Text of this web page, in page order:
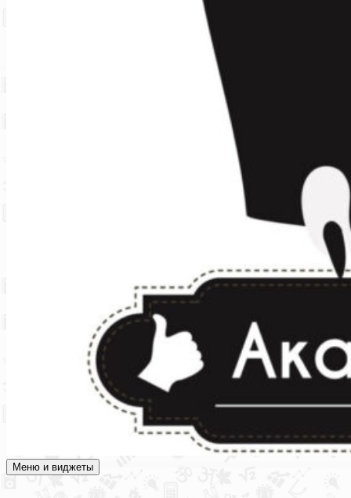
Академия СОВА
Подготовка к ЕГЭ, ОГЭ, ВПР, МЦКО, СтатГрад, КДР, ВОШ,
Меню и виджеты